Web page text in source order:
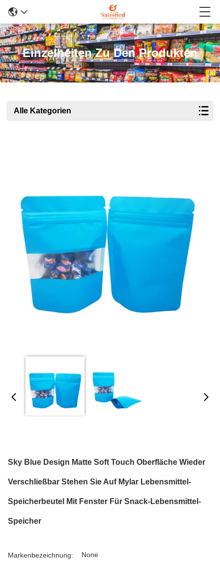
Einzelheiten Zu Den Produkten
Alle Kategorien
Sky Blue Design Matte Soft Touch Oberfläche Wieder
Verschließbar Stehen Sie Auf Mylar Lebensmittel-
Speicherbeutel Mit Fenster Für Snack-Lebensmittel-
Speicher
Markenbezeichnung: None